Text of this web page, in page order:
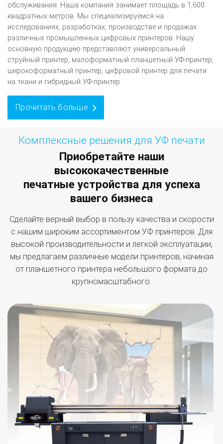
обслуживания. Наша компания занимает площадь в 1,600
квадратных метров. Мы специализируемся на
исследованиях, разработках, производстве и продажах
различных промышленных цифровых принтеров. Нашу
основную продукцию представляют универсальный
струйный принтер, малоформатный планшетный УФ-принтер,
широкоформатный принтер, цифровой принтер для печати
на ткани и гибридный УФ-принтер.
Прочитать больше
Комплексные решения для УФ печати
Приобретайте наши
высококачественные
печатные устройства для успеха
вашего бизнеса
Сделайте верный выбор в пользу качества и скорости
с нашим широким ассортиментом УФ принтеров. Для
высокой производительности и легкой эксплуатации,
мы предлагаем различные модели принтеров, начиная
от планшетного принтера небольшого формата до
крупномасштабного.